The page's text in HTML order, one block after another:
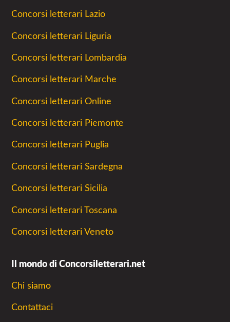
Concorsi letterari Lazio
Concorsi letterari Liguria
Concorsi letterari Lombardia
Concorsi letterari Marche
Concorsi letterari Online
Concorsi letterari Piemonte
Concorsi letterari Puglia
Concorsi letterari Sardegna
Concorsi letterari Sicilia
Concorsi letterari Toscana
Concorsi letterari Veneto
Il mondo di Concorsiletterari.net
Chi siamo
Contattaci